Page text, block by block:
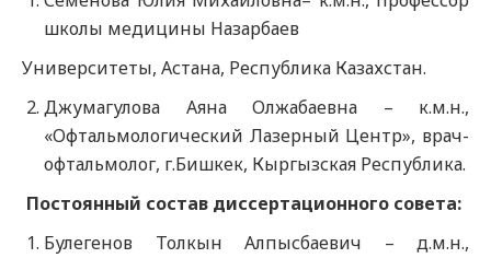
школы медицины Назарбаев
Университеты, Астана, Республика Казахстан.
Джумагулова Аяна Олжабаевна – к.м.н.,
«Офтальмологический Лазерный Центр», врач-
офтальмолог, г.Бишкек, Кыргызская Республика.
Постоянный состав диссертационного совета:
Булегенов Толкын Алпысбаевич – д.м.н.,